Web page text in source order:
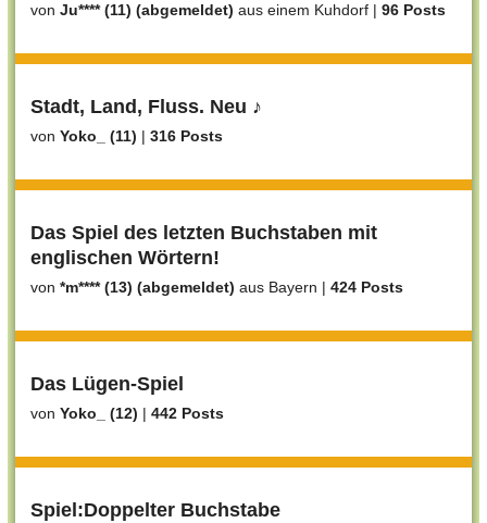
von Ju**** (11) (abgemeldet) aus einem Kuhdorf | 96 Posts
Stadt, Land, Fluss. Neu ♪
von Yoko_ (11) | 316 Posts
Das Spiel des letzten Buchstaben mit
englischen Wörtern!
von *m**** (13) (abgemeldet) aus Bayern | 424 Posts
Das Lügen-Spiel
von Yoko_ (12) | 442 Posts
Spiel:Doppelter Buchstabe